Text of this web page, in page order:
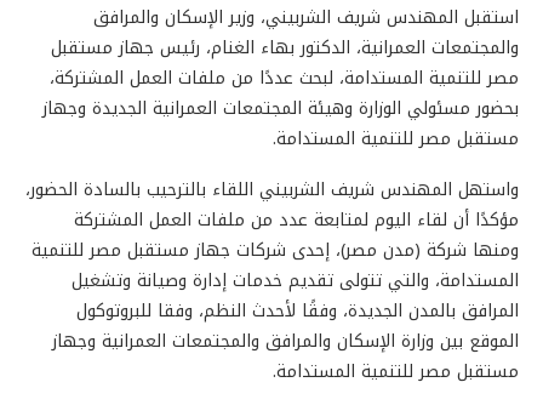
استقبل المهندس شريف الشربيني، وزير الإسكان والمرافق
والمجتمعات العمرانية، الدكتور بهاء الغنام، رئيس جهاز مستقبل
مصر للتنمية المستدامة، لبحث عددًا من ملفات العمل المشتركة،
بحضور مسئولي الوزارة وهيئة المجتمعات العمرانية الجديدة وجهاز
مستقبل مصر للتنمية المستدامة.
واستهل المهندس شريف الشربيني اللقاء بالترحيب بالسادة الحضور،
مؤكدًا أن لقاء اليوم لمتابعة عدد من ملفات العمل المشتركة
ومنها شركة (مدن مصر)، إحدى شركات جهاز مستقبل مصر للتنمية
المستدامة، والتي تتولى تقديم خدمات إدارة وصيانة وتشغيل
المرافق بالمدن الجديدة، وفقًا لأحدث النظم، وفقا للبروتوكول
الموقع بين وزارة الإسكان والمرافق والمجتمعات العمرانية وجهاز
مستقبل مصر للتنمية المستدامة.